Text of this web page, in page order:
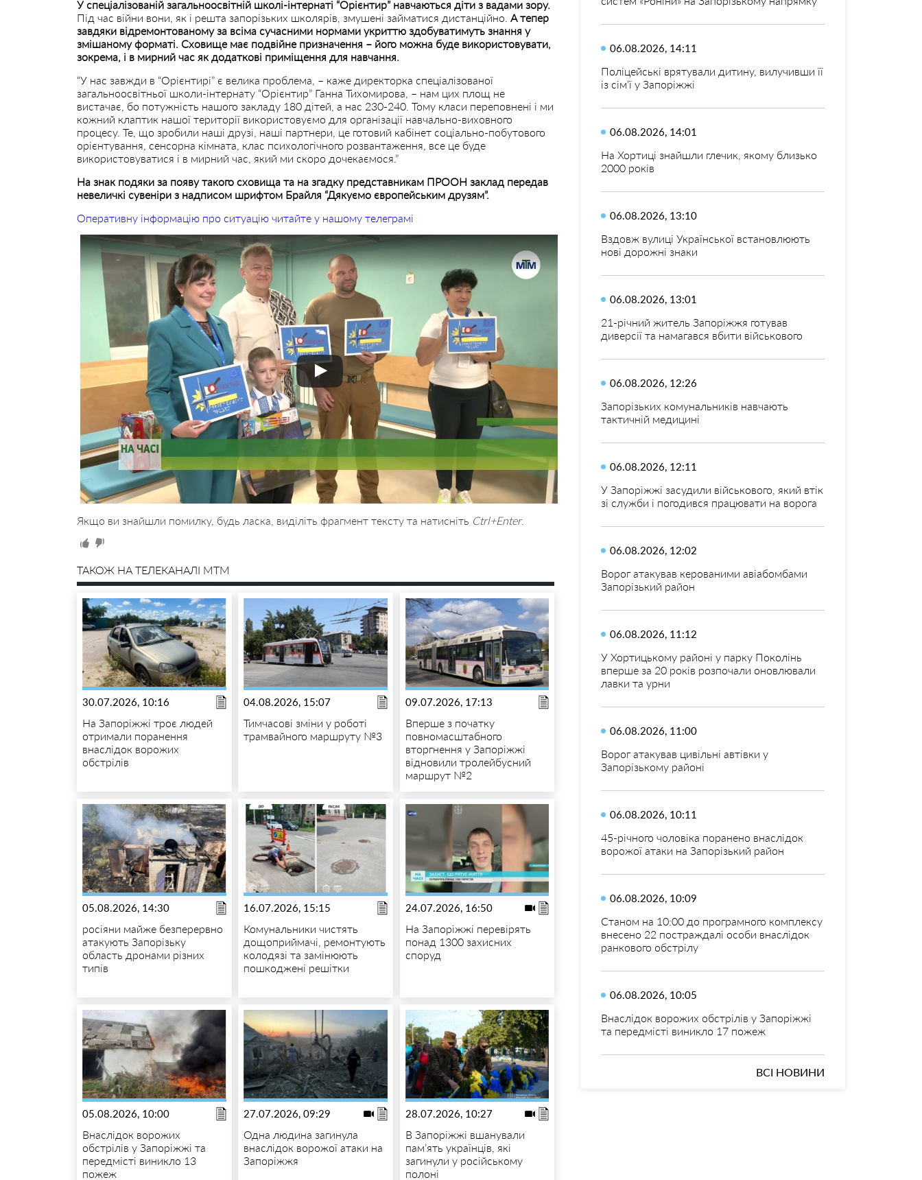
У спеціалізованій загальноосвітній школі-інтернаті “Орієнтир” навчаються діти з вадами зору.
Під час війни вони, як і решта запорізьких школярів, змушені займатися дистанційно. А тепер
завдяки відремонтованому за всіма сучасними нормами укриттю здобуватимуть знання у
змішаному форматі. Сховище має подвійне призначення – його можна буде використовувати,
зокрема, і в мирний час як додаткові приміщення для навчання.
“У нас завжди в “Орієнтирі” є велика проблема, – каже директорка спеціалізованої
загальноосвітньої школи-інтернату “Орієнтир” Ганна Тихомирова, – нам цих площ не
вистачає, бо потужність нашого закладу 180 дітей, а нас 230-240. Тому класи переповнені і ми
кожний клаптик нашої території використовуємо для організації навчально-виховного
процесу. Те, що зробили наші друзі, наші партнери, це готовий кабінет соціально-побутового
орієнтування, сенсорна кімната, клас психологічного розвантаження, все це буде
використовуватися і в мирний час, який ми скоро дочекаємося.”
На знак подяки за появу такого сховища та на згадку представникам ПРООН заклад передав
невеличкі сувеніри з надписом шрифтом Брайля “Дякуємо європейським друзям”.
Оперативну інформацію про ситуацію читайте у нашому телеграмі
Якщо ви знайшли помилку, будь ласка, виділіть фрагмент тексту та натисніть Ctrl+Enter.
ТАКОЖ НА ТЕЛЕКАНАЛІ MTM
30.07.2026, 10:16
На Запоріжжі троє людей
отримали поранення
внаслідок ворожих
обстрілів
04.08.2026, 15:07
Тимчасові зміни у роботі
трамвайного маршруту №3
09.07.2026, 17:13
Вперше з початку
повномасштабного
вторгнення у Запоріжжі
відновили тролейбусний
маршрут №2
05.08.2026, 14:30
росіяни майже безперервно
атакують Запорізьку
область дронами різних
типів
16.07.2026, 15:15
Комунальники чистять
дощоприймачі, ремонтують
колодязі та замінюють
пошкоджені решітки
24.07.2026, 16:50
На Запоріжжі перевірять
понад 1300 захисних
споруд
05.08.2026, 10:00
Внаслідок ворожих
обстрілів у Запоріжжі та
передмісті виникло 13
пожеж
27.07.2026, 09:29
Одна людина загинула
внаслідок ворожої атаки на
Запоріжжя
28.07.2026, 10:27
В Запоріжжі вшанували
пам’ять українців, які
загинули у російському
полоні
06.08.2026, 14:11
Поліцейські врятували дитину, вилучивши її
із сім’ї у Запоріжжі
06.08.2026, 14:01
На Хортиці знайшли глечик, якому близько
2000 років
06.08.2026, 13:10
Вздовж вулиці Української встановлюють
нові дорожні знаки
06.08.2026, 13:01
21-річний житель Запоріжжя готував
диверсії та намагався вбити військового
06.08.2026, 12:26
Запорізьких комунальників навчають
тактичній медицині
06.08.2026, 12:11
У Запоріжжі засудили військового, який втік
зі служби і погодився працювати на ворога
06.08.2026, 12:02
Ворог атакував керованими авіабомбами
Запорізький район
06.08.2026, 11:12
У Хортицькому районі у парку Поколінь
вперше за 20 років розпочали оновлювали
лавки та урни
06.08.2026, 11:00
Ворог атакував цивільні автівки у
Запорізькому районі
06.08.2026, 10:11
45-річного чоловіка поранено внаслідок
ворожої атаки на Запорізький район
06.08.2026, 10:09
Станом на 10:00 до програмного комплексу
внесено 22 постраждалі особи внаслідок
ранкового обстрілу
06.08.2026, 10:05
Внаслідок ворожих обстрілів у Запоріжжі
та передмісті виникло 17 пожеж
ВСІ НОВИНИ